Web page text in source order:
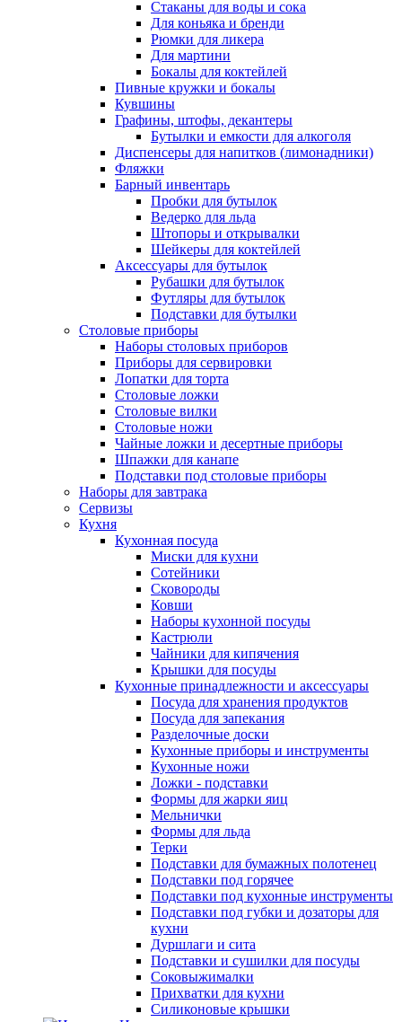
Стаканы для воды и сока
Для коньяка и бренди
Рюмки для ликера
Для мартини
Бокалы для коктейлей
Пивные кружки и бокалы
Кувшины
Графины, штофы, декантеры
Бутылки и емкости для алкоголя
Диспенсеры для напитков (лимонадники)
Фляжки
Барный инвентарь
Пробки для бутылок
Ведерко для льда
Штопоры и открывалки
Шейкеры для коктейлей
Аксессуары для бутылок
Рубашки для бутылок
Футляры для бутылок
Подставки для бутылки
Столовые приборы
Наборы столовых приборов
Приборы для сервировки
Лопатки для торта
Столовые ложки
Столовые вилки
Столовые ножи
Чайные ложки и десертные приборы
Шпажки для канапе
Подставки под столовые приборы
Наборы для завтрака
Сервизы
Кухня
Кухонная посуда
Миски для кухни
Сотейники
Сковороды
Ковши
Наборы кухонной посуды
Кастрюли
Чайники для кипячения
Крышки для посуды
Кухонные принадлежности и аксессуары
Посуда для хранения продуктов
Посуда для запекания
Разделочные доски
Кухонные приборы и инструменты
Кухонные ножи
Ложки - подставки
Формы для жарки яиц
Мельнички
Формы для льда
Терки
Подставки для бумажных полотенец
Подставки под горячее
Подставки под кухонные инструменты
Подставки под губки и дозаторы для
кухни
Дуршлаги и сита
Подставки и сушилки для посуды
Соковыжималки
Прихватки для кухни
Силиконовые крышки